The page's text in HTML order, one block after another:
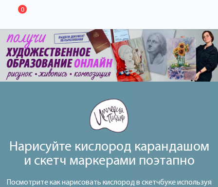
0
Нарисуйте кислород карандашом
и скетч маркерами поэтапно
Посмотрите как нарисовать кислород в скетчбуке используя